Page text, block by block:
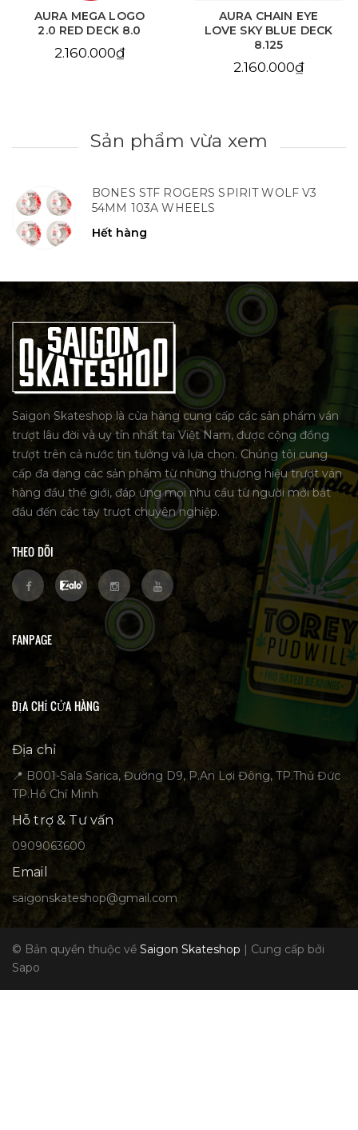
AURA MEGA LOGO
2.0 RED DECK 8.0
2.160.000₫
AURA CHAIN EYE
LOVE SKY BLUE DECK
8.125
2.160.000₫
Sản phẩm vừa xem
BONES STF ROGERS SPIRIT WOLF V3
54MM 103A WHEELS
Hết hàng
Saigon Skateshop là cửa hàng cung cấp các sản phẩm ván
trượt lâu đời và uy tín nhất tại Việt Nam, được cộng đồng
trượt trên cả nước tin tưởng và lựa chọn. Chúng tôi cung
cấp đa dạng các sản phẩm từ những thương hiệu trượt ván
hàng đầu thế giới, đáp ứng mọi nhu cầu từ người mới bắt
đầu đến các tay trượt chuyên nghiệp.
THEO DÕI
FANPAGE
ĐỊA CHỈ CỬA HÀNG
Địa chỉ
📍 B001-Sala Sarica, Đường D9, P.An Lợi Đông, TP.Thủ Đức
TP.Hồ Chí Minh
Hỗ trợ & Tư vấn
0909063600
Email
saigonskateshop@gmail.com
© Bản quyền thuộc về Saigon Skateshop | Cung cấp bởi
Sapo